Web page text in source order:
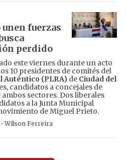
unen fuerzas
perdido
este viernes durante un acto
10 presidentes de comités del
Auténtico (PLRA) de Ciudad del
candidatos a concejales de
sectores. Dos liberales
a la Junta Municipal
de Miguel Prieto.
·Wilson Ferreira